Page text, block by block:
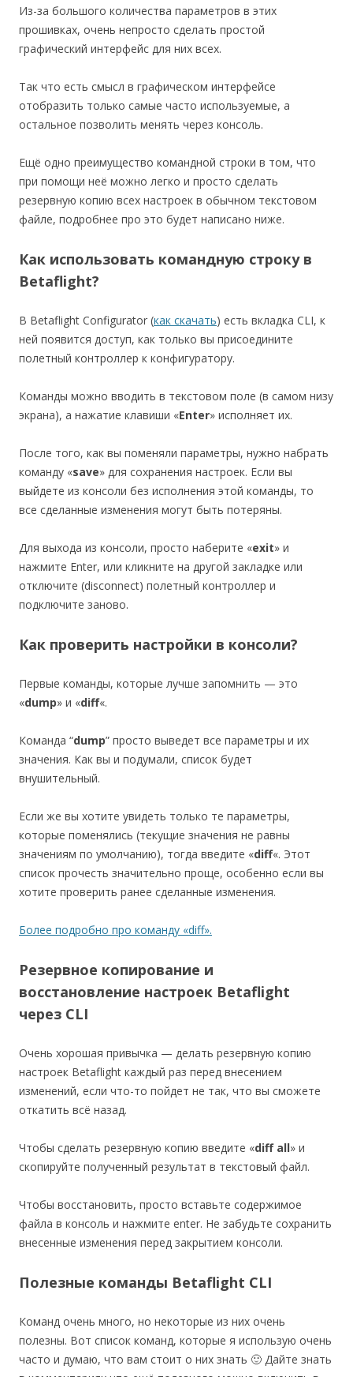
Из-за большого количества параметров в этих
прошивках, очень непросто сделать простой
графический интерфейс для них всех.
Так что есть смысл в графическом интерфейсе
отобразить только самые часто используемые, а
остальное позволить менять через консоль.
Ещё одно преимущество командной строки в том, что
при помощи неё можно легко и просто сделать
резервную копию всех настроек в обычном текстовом
файле, подробнее про это будет написано ниже.
Как использовать командную строку в
Betaflight?
В Betaflight Configurator (как скачать) есть вкладка CLI, к
ней появится доступ, как только вы присоедините
полетный контроллер к конфигуратору.
Команды можно вводить в текстовом поле (в самом низу
экрана), а нажатие клавиши «Enter» исполняет их.
После того, как вы поменяли параметры, нужно набрать
команду «save» для сохранения настроек. Если вы
выйдете из консоли без исполнения этой команды, то
все сделанные изменения могут быть потеряны.
Для выхода из консоли, просто наберите «exit» и
нажмите Enter, или кликните на другой закладке или
отключите (disconnect) полетный контроллер и
подключите заново.
Как проверить настройки в консоли?
Первые команды, которые лучше запомнить — это
«dump» и «diff«.
Команда “dump” просто выведет все параметры и их
значения. Как вы и подумали, список будет
внушительный.
Если же вы хотите увидеть только те параметры,
которые поменялись (текущие значения не равны
значениям по умолчанию), тогда введите «diff«. Этот
список прочесть значительно проще, особенно если вы
хотите проверить ранее сделанные изменения.
Более подробно про команду «diff».
Резервное копирование и
восстановление настроек Betaflight
через CLI
Очень хорошая привычка — делать резервную копию
настроек Betaflight каждый раз перед внесением
изменений, если что-то пойдет не так, что вы сможете
откатить всё назад.
Чтобы сделать резервную копию введите «diff all» и
скопируйте полученный результат в текстовый файл.
Чтобы восстановить, просто вставьте содержимое
файла в консоль и нажмите enter. Не забудьте сохранить
внесенные изменения перед закрытием консоли.
Полезные команды Betaflight CLI
Команд очень много, но некоторые из них очень
полезны. Вот список команд, которые я использую очень
часто и думаю, что вам стоит о них знать 🙂 Дайте знать